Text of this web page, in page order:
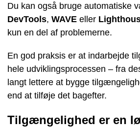
Du kan også bruge automatiske
DevTools, WAVE eller
kun en del af problemerne.
En god praksis er at indarbejde
hele udviklingsprocessen – fra
langt lettere at bygge
end at tilføje det bagefter.
Tilgængelighed er en